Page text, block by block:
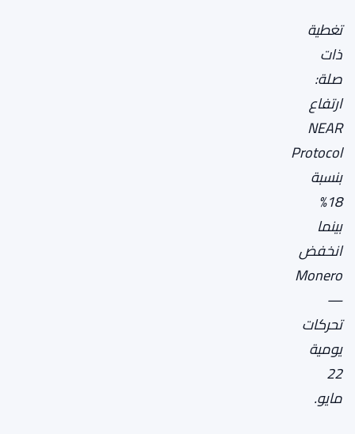
تغطية
ذات
صلة:
ارتفاع
NEAR
Protocol
بنسبة
18%
بينما
انخفض
Monero
—
تحركات
يومية
22
مايو.